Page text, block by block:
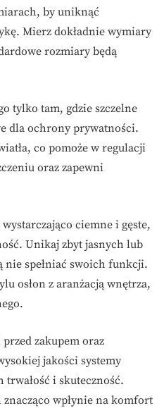
by uniknąć
Mierz dokładnie wymiary
rozmiary będą
tylko tam, gdzie szczelne
dla ochrony prywatności.
co pomoże w regulacji
oraz zapewni
ciemne i gęste,
Unikaj zbyt jasnych lub
spełniać swoich funkcji.
osłon z aranżacją wnętrza,
zakupem oraz
jakości systemy
i skuteczność.
znacząco wpłynie na komfort